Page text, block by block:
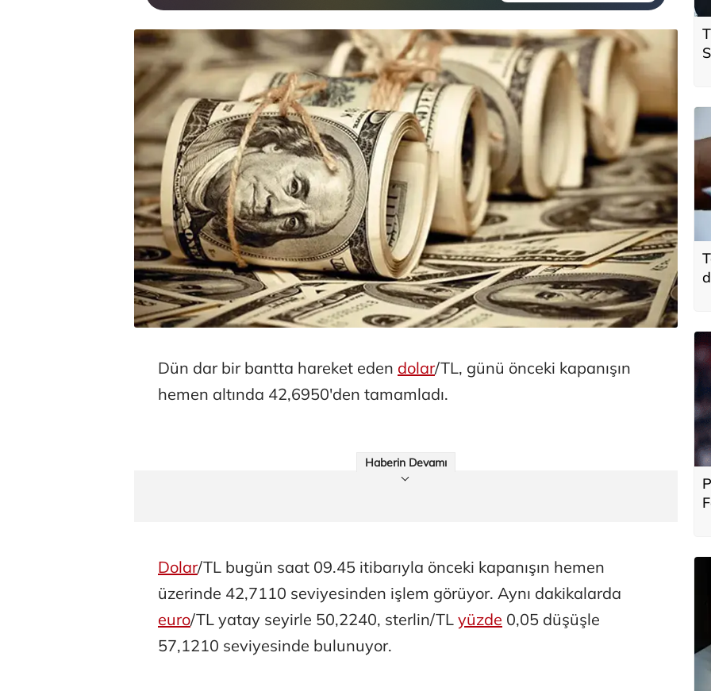
Dün dar bir bantta hareket eden dolar/TL, günü önceki kapanışın
hemen altında 42,6950'den tamamladı.
Haberin Devamı
Dolar/TL bugün saat 09.45 itibarıyla önceki kapanışın hemen
üzerinde 42,7110 seviyesinden işlem görüyor. Aynı dakikalarda
euro/TL yatay seyirle 50,2240, sterlin/TL yüzde 0,05 düşüşle
57,1210 seviyesinde bulunuyor.